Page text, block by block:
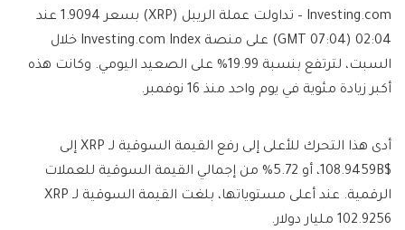
Investing.com – تداولت عملة الريبل (XRP) بسعر 1.9094 عند
02:04 (07:04 GMT) على منصة Investing.com Index خلال
السبت، لترتفع بنسبة 19.99% على الصعيد اليومي. وكانت هذه
أكبر زيادة مئوية في يوم واحد منذ 16 نوفمبر.
أدى هذا التحرك للأعلى إلى رفع القيمة السوقية لـ XRP إلى
$108.9459B، أو 5.72% من إجمالي القيمة السوقية للعملات
الرقمية. عند أعلى مستوياتها، بلغت القيمة السوقية لـ XRP
102.9256 مليار دولار.